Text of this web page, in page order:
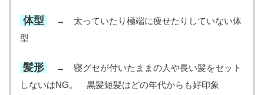
体型
→ 太っていたり極端に痩せたりしていない体
型
髪形
→ 寝グセが付いたままの人や長い髪をセット
しないはNG。 黒髪短髪はどの年代からも好印象